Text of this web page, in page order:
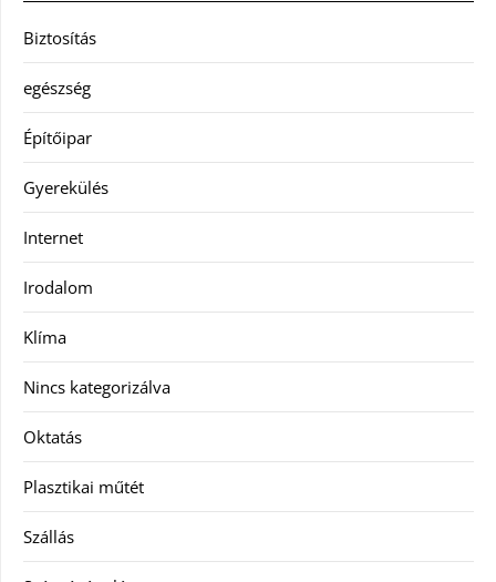
Biztosítás
egészség
Építőipar
Gyerekülés
Internet
Irodalom
Klíma
Nincs kategorizálva
Oktatás
Plasztikai műtét
Szállás